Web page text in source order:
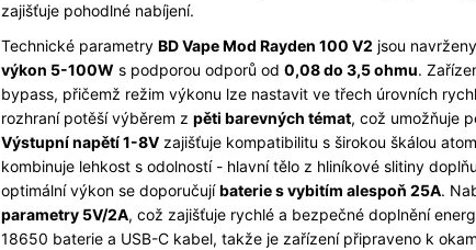
zajišťuje pohodlné nabíjení.
Technické parametry BD Vape Mod Rayden 100 V2 jsou
výkon 5-100W s podporou odporů od 0,08 do 3,5 ohmu.
bypass, přičemž režim výkonu lze nastavit ve třech úrovních
rozhraní potěší výběrem z pěti barevných témat, což umožňuje
Výstupní napětí 1-8V zajišťuje kompatibilitu s širokou škálou
kombinuje lehkost s odolností - hlavní tělo z hliníkové slitiny
optimální výkon se doporučujíbaterie s vybitím alespoň 25A.
parametry 5V/2A, což zajišťuje rychlé a bezpečné doplnění
18650 baterie a USB-C kabel, takže je zařízení připraveno k